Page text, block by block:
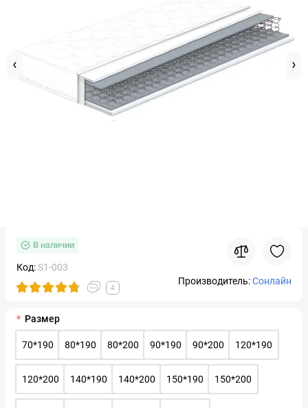
В наличии
Код:S1-003
4
Производитель:Сонлайн
Размер
70*190 80*190 80*200 90*190 90*200 120*190
120*200 140*190 140*200 150*190 150*200